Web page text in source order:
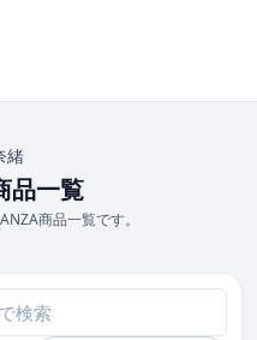
緒
品一覧
商品一覧です。